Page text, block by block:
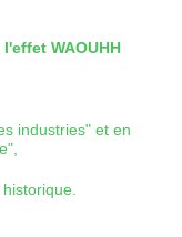
WAOUHH
industries" et en